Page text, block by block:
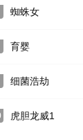
罚，在唐佑等人
，《惊魂电影
上》改编，由“
蜘蛛女
育婴
细菌浩劫
虎胆龙威1